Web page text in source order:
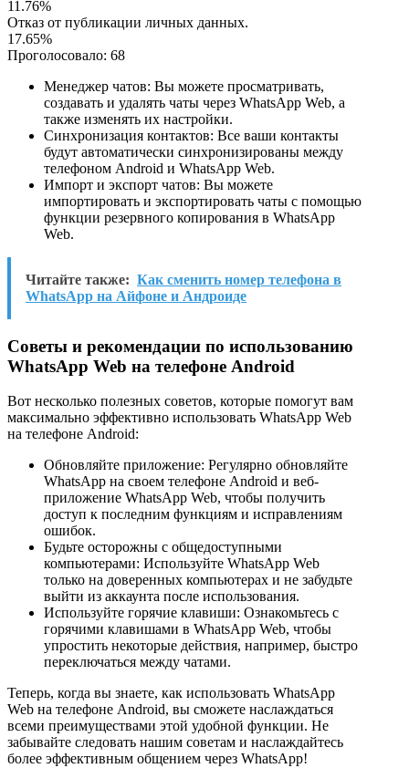
11.76%
Отказ от публикации личных данных.
17.65%
Проголосовало: 68
Менеджер чатов: Вы можете просматривать,
создавать и удалять чаты через WhatsApp Web, а
также изменять их настройки.
Синхронизация контактов: Все ваши контакты
будут автоматически синхронизированы между
телефоном Android и WhatsApp Web.
Импорт и экспорт чатов: Вы можете
импортировать и экспортировать чаты с помощью
функции резервного копирования в WhatsApp
Web.
Читайте также: Как сменить номер телефона в
WhatsApp на Айфоне и Андроиде
Советы и рекомендации по использованию
WhatsApp Web на телефоне Android
Вот несколько полезных советов, которые помогут вам
максимально эффективно использовать WhatsApp Web
на телефоне Android:
Обновляйте приложение: Регулярно обновляйте
WhatsApp на своем телефоне Android и веб-
приложение WhatsApp Web, чтобы получить
доступ к последним функциям и исправлениям
ошибок.
Будьте осторожны с общедоступными
компьютерами: Используйте WhatsApp Web
только на доверенных компьютерах и не забудьте
выйти из аккаунта после использования.
Используйте горячие клавиши: Ознакомьтесь с
горячими клавишами в WhatsApp Web, чтобы
упростить некоторые действия, например, быстро
переключаться между чатами.
Теперь, когда вы знаете, как использовать WhatsApp
Web на телефоне Android, вы сможете наслаждаться
всеми преимуществами этой удобной функции. Не
забывайте следовать нашим советам и наслаждайтесь
более эффективным общением через WhatsApp!